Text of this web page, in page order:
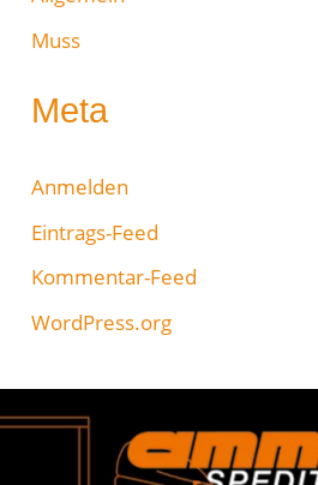
Muss
Meta
Anmelden
Eintrags-Feed
Kommentar-Feed
WordPress.org